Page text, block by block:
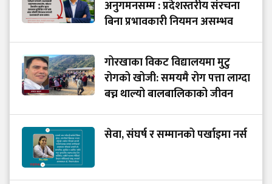
अनुगमनसम्म : प्रदेशस्तरीय संरचना
बिना प्रभावकारी नियमन असम्भव
गोरखाका विकट विद्यालयमा मुटु
रोगको खोजी: समयमै रोग पत्ता लाग्दा
बच्न थाल्यो बालबालिकाको जीवन
सेवा, संघर्ष र सम्मानको पर्खाइमा नर्स